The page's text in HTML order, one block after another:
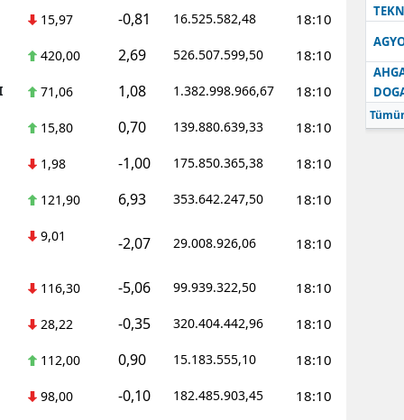
15,97 -0,81 16.525.582,48 18:10
420,00 2,69 526.507.599,50 18:10
71,06 1,08 1.382.998.966,67 18:10
15,80 0,70 139.880.639,33 18:10
1,98 -1,00 175.850.365,38 18:10
121,90 6,93 353.642.247,50 18:10
9,01 -2,07 29.008.926,06 18:10
116,30 -5,06 99.939.322,50 18:10
28,22 -0,35 320.404.442,96 18:10
112,00 0,90 15.183.555,10 18:10
98,00 -0,10 182.485.903,45 18:10